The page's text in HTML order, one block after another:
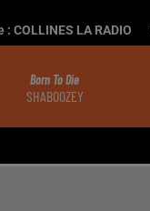
: COLLINES LA RADIO
Born To Die
SHABOOZEY